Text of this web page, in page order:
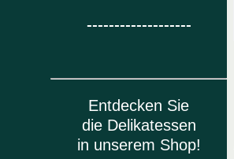
-------------------
Entdecken Sie
die Delikatessen
in unserem Shop!